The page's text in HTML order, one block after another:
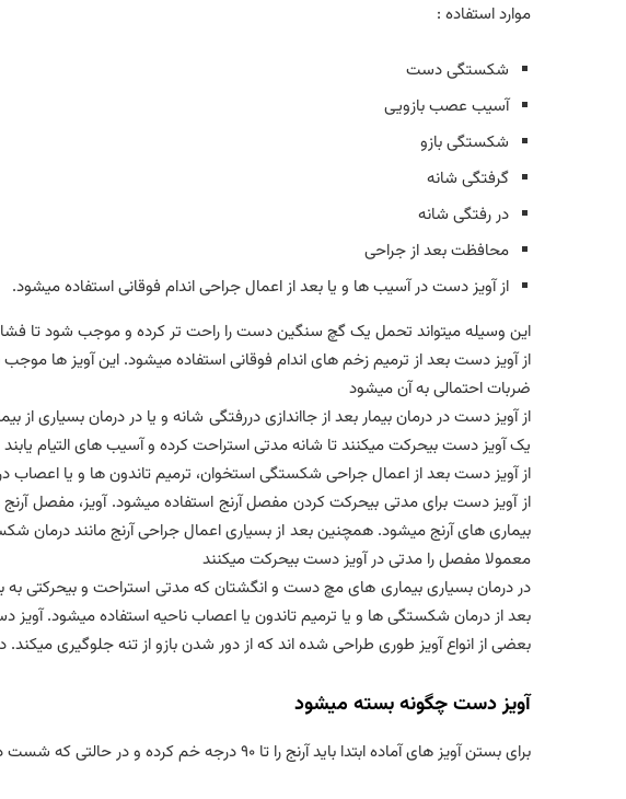
موارد استفاده :
شکستگی دست
آسیب عصب بازویی
شکستگی بازو
گرفتگی شانه
در رفتگی شانه
محافظت بعد از جراحی
از آویز دست در آسیب ها و یا بعد از اعمال جراحی اندام فوقانی استفاده میشود.
این وسیله میتواند تحمل یک گچ سنگین دست را راحت تر کرده و موجب شود تا
از آویز دست بعد از ترمیم زخم های اندام فوقانی استفاده میشود. این آویز ها
ضربات احتمالی به آن میشود
از آویز دست در درمان بیمار بعد از جااندازی دررفتگی شانه و یا در درمان بسیاری از
یک آویز دست بیحرکت میکنند تا شانه مدتی استراحت کرده و آسیب های التیام یابند
از آویز دست بعد از اعمال جراحی شکستگی استخوان، ترمیم تاندون ها و یا اعصاب
بیماری های آرنج میشود. همچنین بعد از بسیاری اعمال جراحی آرنج مانند درمان
معمولا مفصل را مدتی در آویز دست بیحرکت میکنند
در درمان بسیاری بیماری های مچ دست و انگشتان که مدتی استراحت و بیحرکتی
بعد از درمان شکستگی ها و یا ترمیم تاندون یا اعصاب ناحیه استفاده میشود.
بعضی از انواع آویز طوری طراحی شده اند که از دور شدن بازو از تنه جلوگیری میکند.
آویز دست چگونه بسته میشود
برای بستن آویز های آماده ابتدا باید آرنج را تا ۹۰ درجه خم کرده و در حالتی که شست دست به طرف بالا قرار گرفته است ساعد را درون آویز قرار دهیم